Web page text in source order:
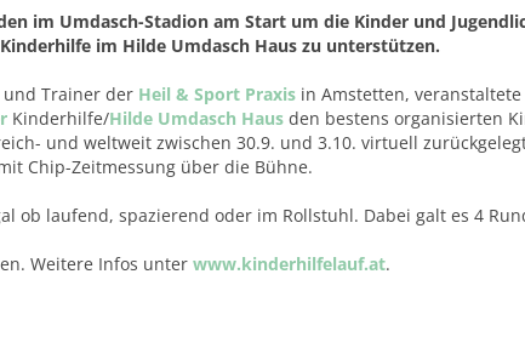
im Umdasch-Stadion am Start um die Kinder und
im Hilde Umdasch Haus zu unterstützen.
Trainer der Heil & Sport Praxis in Amstetten,
Kinderhilfe/Hilde Umdasch Haus den bestens organisierten
und weltweit zwischen 30.9. und 3.10. virtuell
Chip-Zeitmessung über die Bühne.
ob laufend, spazierend oder im Rollstuhl. Dabei galt es 4
Weitere Infos unter www.kinderhilfelauf.at.